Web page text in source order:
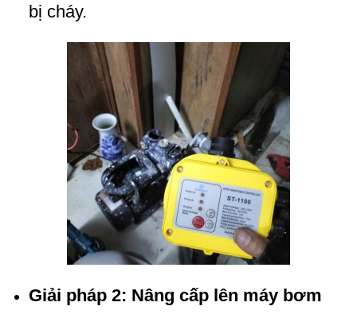
bị cháy.
Giải pháp 2: Nâng cấp lên máy bơm